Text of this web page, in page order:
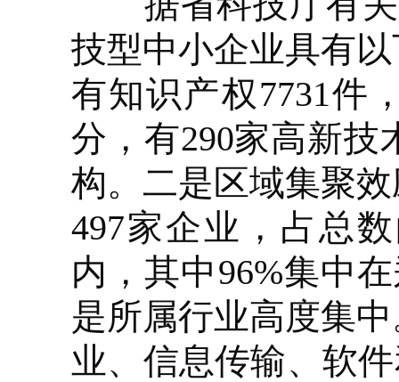
技型中小企业具有
有知识产权7731件
分，有290家高新技
构。二是区域集聚
497家企业，占总
内，其中96%集中
是所属行业高度集
业、信息传输、软